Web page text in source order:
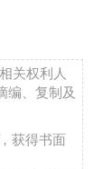
关权利人
编、复制及
，获得书面